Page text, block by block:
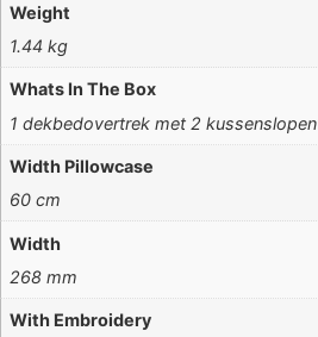
Weight
1.44 kg
Whats In The Box
1 dekbedovertrek met 2 kussenslopen
Width Pillowcase
60 cm
Width
268 mm
With Embroidery